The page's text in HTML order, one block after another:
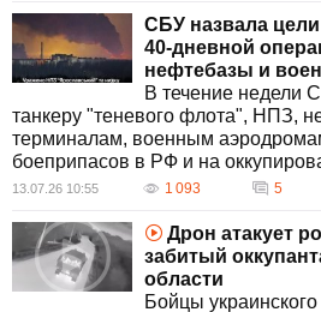
СБУ назвала
40-дневной
нефтебазы и
В течение недели
танкеру "теневого флота", НПЗ,
терминалам, военным
боеприпасов в РФ и на
13.07.26 10:55 1 093 5
Дрон атакует
забитый
области
Бойцы